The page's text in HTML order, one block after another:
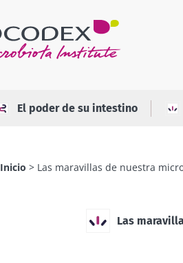
El poder de su intestino
Inicio Las maravillas de nuestra
Las